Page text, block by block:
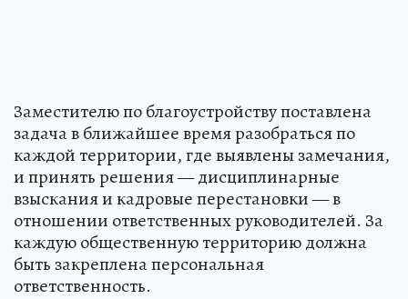
Заместителю по благоустройству поставлена
задача в ближайшее время разобраться по
каждой территории, где выявлены замечания,
и принять решения — дисциплинарные
взыскания и кадровые перестановки — в
отношении ответственных руководителей. За
каждую общественную территорию должна
быть закреплена персональная
ответственность.